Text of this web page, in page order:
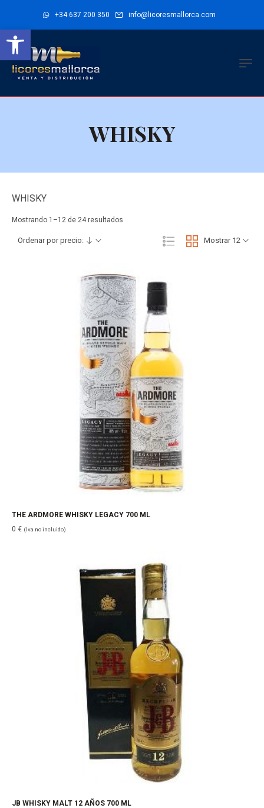
Abrir barra de herramientas
+34 637 200 350 info@licoresmallorca.com
WHISKY
WHISKY
Mostrando 1–12 de 24 resultados
a
bajo
Mostrar 12
Ordenar por precio:
THE ARDMORE WHISKY LEGACY 700 ML
0 € (Iva no incluido)
JB WHISKY MALT 12 AÑOS 700 ML